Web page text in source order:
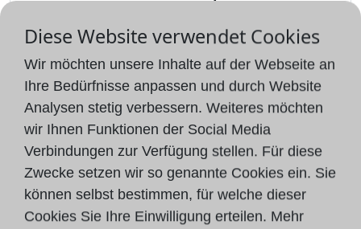
Diese Website verwendet Cookies
Wir möchten unsere Inhalte auf der Webseite an
Ihre Bedürfnisse anpassen und durch Website
Analysen stetig verbessern. Weiteres möchten
wir Ihnen Funktionen der Social Media
Verbindungen zur Verfügung stellen. Für diese
Zwecke setzen wir so genannte Cookies ein. Sie
können selbst bestimmen, für welche dieser
Cookies Sie Ihre Einwilligung erteilen. Mehr
Sicherheitsdienst von Happe
Sicherheitsdienste – Ihre
Sicherheit in besten Händen